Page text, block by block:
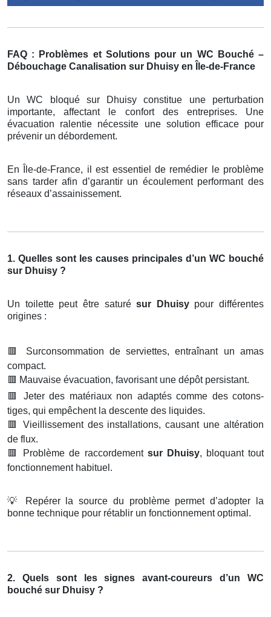
FAQ : Problèmes et Solutions pour un WC Bouché –
Débouchage Canalisation sur Dhuisy en Île-de-France
Un WC bloqué sur Dhuisy constitue une perturbation
importante, affectant le confort des entreprises. Une
évacuation ralentie nécessite une solution efficace pour
prévenir un débordement.
En Île-de-France, il est essentiel de remédier le problème
sans tarder afin d’garantir un écoulement performant des
réseaux d’assainissement.
1. Quelles sont les causes principales d’un WC bouché
sur Dhuisy ?
Un toilette peut être saturésur Dhuisy pour différentes
origines :
🟥
Surconsommation de serviettes, entraînant un amas
compact.
🟥 Mauvaise évacuation, favorisant une dépôt persistant.
🟥
Jeter des matériaux non adaptés comme des cotons-
tiges, qui empêchent la descente des liquides.
🟥
Vieillissement des installations, causant une altération
de flux.
🟥
Problème de raccordement sur Dhuisy, bloquant tout
fonctionnement habituel.
💡
Repérer la source du problème permet d’adopter la
bonne technique pour rétablir un fonctionnement optimal.
2. Quels sont les signes avant-coureurs d’un WC
bouché sur Dhuisy ?